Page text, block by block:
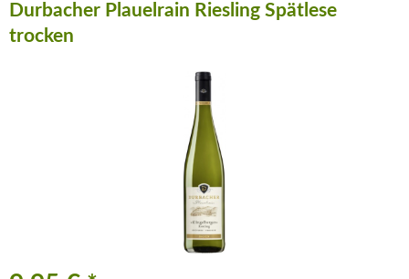
Durbacher Plauelrain Riesling Spätlese
trocken